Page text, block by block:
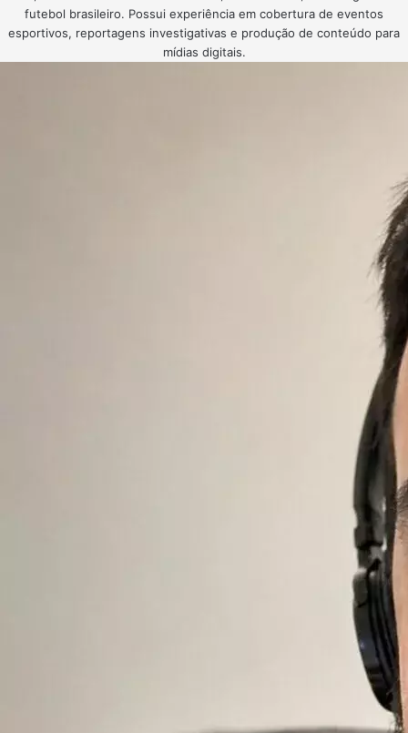
futebol brasileiro. Possui experiência em cobertura de eventos
esportivos, reportagens investigativas e produção de conteúdo para
mídias digitais.